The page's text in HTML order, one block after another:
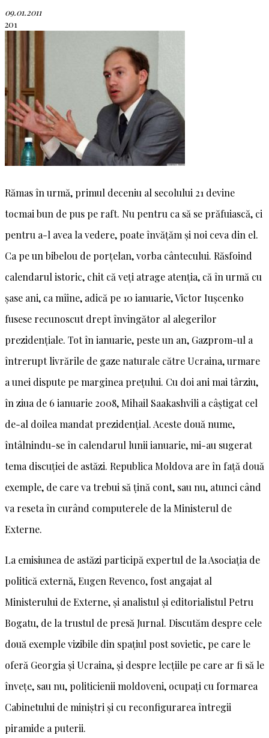
09.01.2011
201
Rămas în urmă, primul deceniu al secolului 21 devine
tocmai bun de pus pe raft. Nu pentru ca să se prăfuiască, ci
pentru a-l avea la vedere, poate învățăm și noi ceva din el.
Ca pe un bibelou de porțelan, vorba cântecului. Răsfoind
calendarul istoric, chit că veți atrage atenția, că în urmă cu
șase ani, ca mîine, adică pe 10 ianuarie, Victor Iușcenko
fusese recunoscut drept învingător al alegerilor
prezidențiale. Tot în ianuarie, peste un an, Gazprom-ul a
întrerupt livrările de gaze naturale către Ucraina, urmare
a unei dispute pe marginea prețului. Cu doi ani mai târziu,
în ziua de 6 ianuarie 2008, Mihail Saakashvili a câștigat cel
de-al doilea mandat prezidențial. Aceste două nume,
întâlnindu-se în calendarul lunii ianuarie, mi-au sugerat
tema discuției de astăzi. Republica Moldova are în față două
exemple, de care va trebui să țină cont, sau nu, atunci când
va reseta în curând computerele de la Ministerul de
Externe.
La emisiunea de astăzi participă expertul de la Asociația de
politică externă, Eugen Revenco, fost angajat al
Ministerului de Externe, și analistul și editorialistul Petru
Bogatu, de la trustul de presă Jurnal. Discutăm despre cele
două exemple vizibile din spațiul post sovietic, pe care le
oferă Georgia și Ucraina, și despre lecțiile pe care ar fi să le
învețe, sau nu, politicienii moldoveni, ocupați cu formarea
Cabinetului de miniștri și cu reconfigurarea întregii
piramide a puterii.